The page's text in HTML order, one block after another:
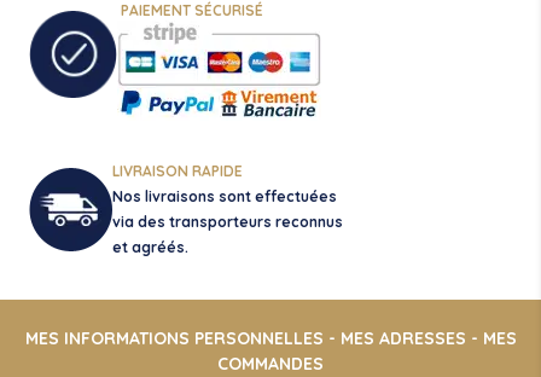
PAIEMENT SÉCURISÉ
LIVRAISON RAPIDE
Nos livraisons sont effectuées
via des transporteurs reconnus
et agréés.
MES INFORMATIONS PERSONNELLES - MES ADRESSES - MES
COMMANDES